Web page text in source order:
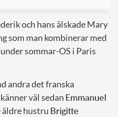
och hans älskade Mary
som man kombinerar med
sommar-OS i Paris
andra det franska
väl sedan Emmanuel
äldre hustru Brigitte